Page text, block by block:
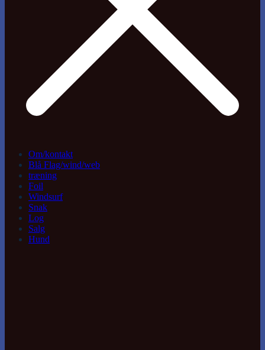
Om/kontakt
Blå Flag/wind/web
træning
Foil
Windsurf
Snak
Log
Salg
Hund